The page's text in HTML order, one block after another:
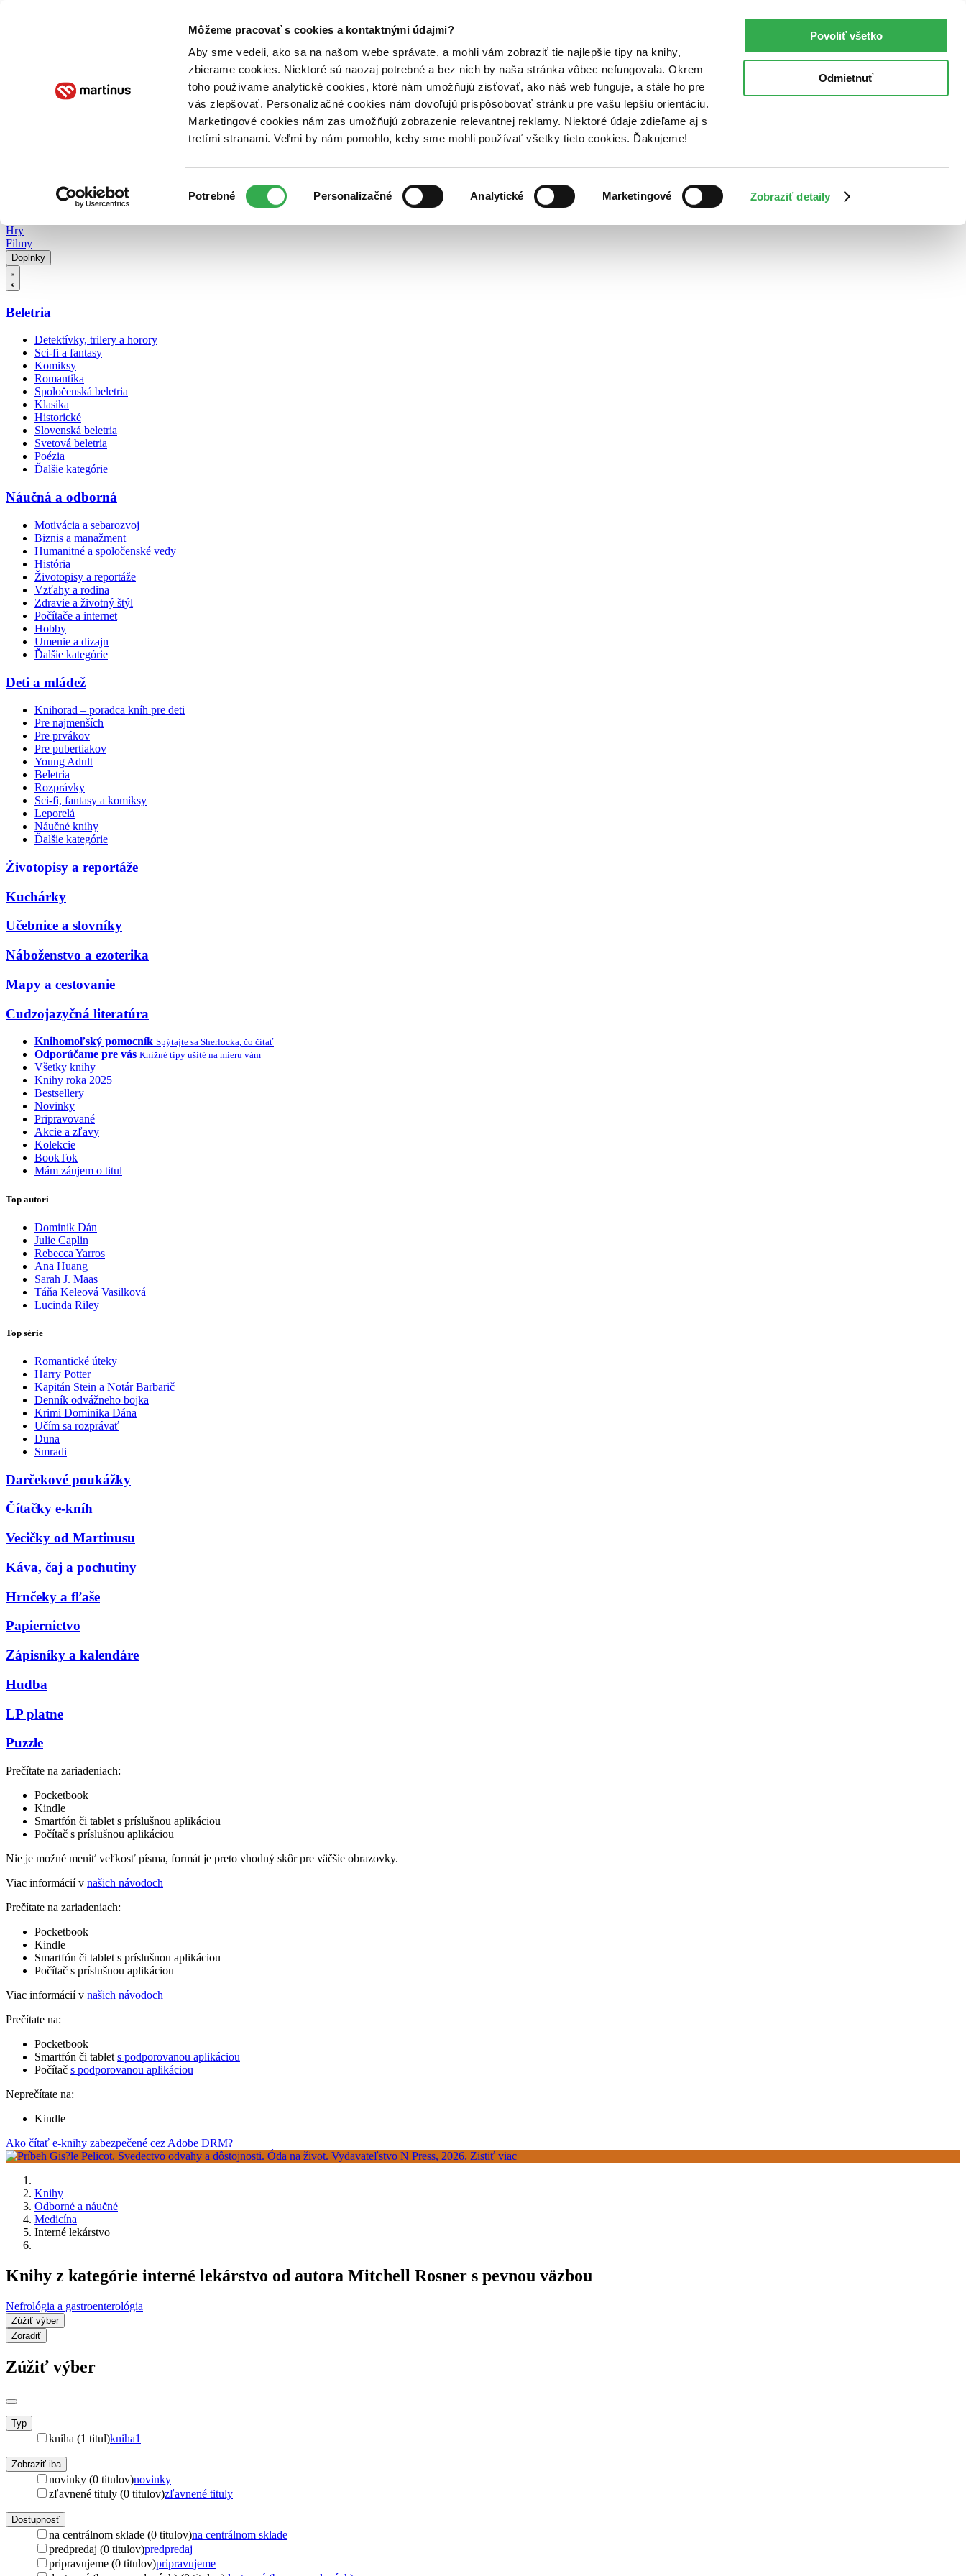
Môžeme pracovať s cookies a kontaktnými údajmi?
Aby sme vedeli, ako sa na našom webe správate, a mohli vám zobraziť tie najlepšie tipy na knihy,
zbierame cookies. Niektoré sú naozaj potrebné a bez nich by naša stránka vôbec nefungovala. Okrem
toho používame analytické cookies, ktoré nám umožňujú zisťovať, ako náš web funguje, a stále ho pre
vás zlepšovať. Personalizačné cookies nám dovoľujú prispôsobovať stránku pre vašu lepšiu orientáciu.
Marketingové cookies nám zas umožňujú zobrazenie relevantnej reklamy. Niektoré údaje zdieľame aj s
tretími stranami. Veľmi by nám pomohlo, keby sme mohli používať všetky tieto cookies. Ďakujeme!
súhlasu
Potrebné Personalizačné Analytické Marketingové Zobraziť detaily
Povoliť všetko
Odmietnuť
Poukážky Kontakt
Hry
Filmy
Doplnky
Beletria
Detektívky, trilery a horory
Sci-fi a fantasy
Komiksy
Romantika
Spoločenská beletria
Klasika
Historické
Slovenská beletria
Svetová beletria
Poézia
Ďalšie kategórie
Náučná a odborná
Motivácia a sebarozvoj
Biznis a manažment
Humanitné a spoločenské vedy
História
Životopisy a reportáže
Vzťahy a rodina
Zdravie a životný štýl
Počítače a internet
Hobby
Umenie a dizajn
Ďalšie kategórie
Deti a mládež
Knihorad – poradca kníh pre deti
Pre najmenších
Pre prvákov
Pre pubertiakov
Young Adult
Beletria
Rozprávky
Sci-fi, fantasy a komiksy
Leporelá
Náučné knihy
Ďalšie kategórie
Životopisy a reportáže
Kuchárky
Učebnice a slovníky
Náboženstvo a ezoterika
Mapy a cestovanie
Cudzojazyčná literatúra
Knihomoľský pomocník Spýtajte sa Sherlocka, čo čítať
Odporúčame pre vás Knižné tipy ušité na mieru vám
Všetky knihy
Knihy roka 2025
Bestsellery
Novinky
Pripravované
Akcie a zľavy
Kolekcie
BookTok
Mám záujem o titul
Top autori
Dominik Dán
Julie Caplin
Rebecca Yarros
Ana Huang
Sarah J. Maas
Táňa Keleová Vasilková
Lucinda Riley
Top série
Romantické úteky
Harry Potter
Kapitán Stein a Notár Barbarič
Denník odvážneho bojka
Krimi Dominika Dána
Učím sa rozprávať
Duna
Smradi
Darčekové poukážky
Čítačky e-kníh
Vecičky od Martinusu
Káva, čaj a pochutiny
Hrnčeky a fľaše
Papiernictvo
Zápisníky a kalendáre
Hudba
LP platne
Puzzle
Prečítate na zariadeniach:
Pocketbook
Kindle
Smartfón či tablet s príslušnou aplikáciou
Počítač s príslušnou aplikáciou
Nie je možné meniť veľkosť písma, formát je preto vhodný skôr pre väčšie obrazovky.
Viac informácií v našich návodoch
Prečítate na zariadeniach:
Pocketbook
Kindle
Smartfón či tablet s príslušnou aplikáciou
Počítač s príslušnou aplikáciou
Viac informácií v našich návodoch
Prečítate na:
Pocketbook
Smartfón či tablet s podporovanou aplikáciou
Počítač s podporovanou aplikáciou
Neprečítate na:
Kindle
Ako čítať e-knihy zabezpečené cez Adobe DRM?
Knihy
Odborné a náučné
Medicína
Interné lekárstvo
Knihy z kategórie interné lekárstvo od autora Mitchell Rosner s pevnou väzbou
Nefrológia a gastroenterológia
Zúžiť výber
Zoradiť
Zúžiť výber
Typ
kniha (1 titul)kniha1
Zobraziť iba
novinky (0 titulov)novinky
zľavnené tituly (0 titulov)zľavnené tituly
Dostupnosť
na centrálnom sklade (0 titulov)na centrálnom sklade
predpredaj (0 titulov)predpredaj
pripravujeme (0 titulov)pripravujeme